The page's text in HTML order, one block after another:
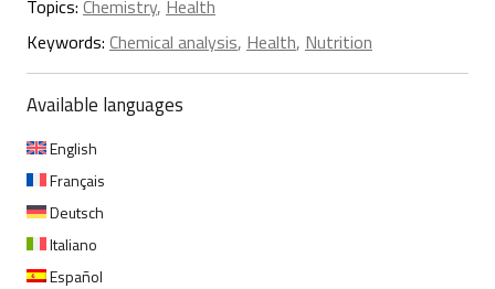
Topics: Chemistry, Health
Keywords: Chemical analysis, Health, Nutrition
Available languages
English
Français
Deutsch
Italiano
Español